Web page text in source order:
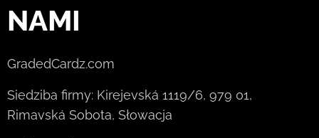
NAMI
GradedCardz.com
Siedziba firmy: Kirejevská 1119/6, 979 01,
Rimavská Sobota, Słowacja